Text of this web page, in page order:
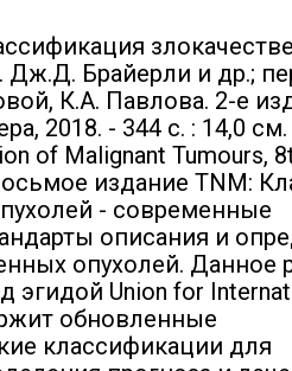
Брайерли и др.;
К.А. Павлова. 2-е
2018. - 344 с. : 14,0
of Malignant Tumours,
издание TNM:
- современные
описания и
опухолей. Данное
эгидой Union for
обновленные
классификации для